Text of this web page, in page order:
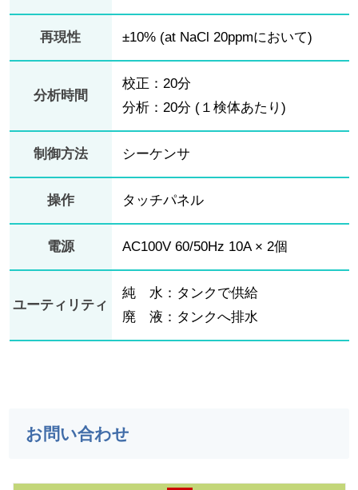
再現性 ±10% (at NaCl 20ppmにおいて)
分析時間
校正：20分
分析：20分 (１検体あたり)
制御方法 シーケンサ
操作 タッチパネル
電源 AC100V 60/50Hz 10A × 2個
ユーティリティ
純 水：タンクで供給
廃 液：タンクへ排水
お問い合わせ